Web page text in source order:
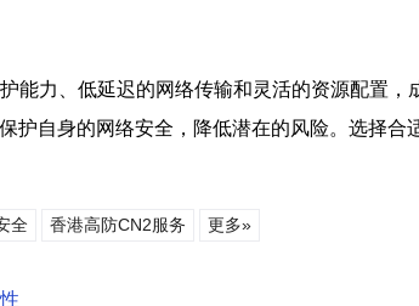
能力、低延迟的网络传输和灵活的资源配置
护自身的网络安全，降低潜在的风险。选择合
全 香港高防CN2服务 更多»